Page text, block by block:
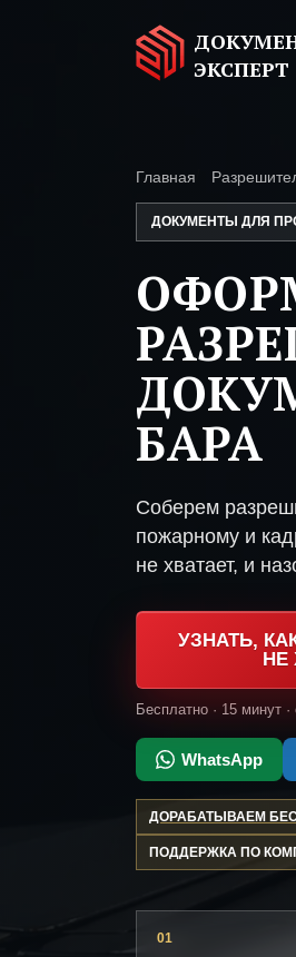
ЭКСПЕРТ
Главная
ДОКУМЕНТЫ ДЛЯ
БАРА
Соберем
пожарному и
не хватает, и
УЗНАТЬ,
НЕ
Бесплатно · 15 минут
WhatsApp
ДОРАБАТЫВАЕМ
ПОДДЕРЖКА ПО
01